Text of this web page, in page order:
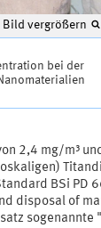
Bild vergrößern
bei der
2,4 mg/m³
BSi
disposal of
sogenannte "